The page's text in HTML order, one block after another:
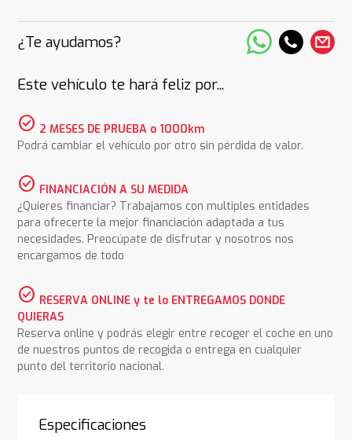
¿Te ayudamos?
Este vehículo te hará feliz por...
check_circle 2 MESES DE PRUEBA o 1000km
Podrá cambiar el vehículo por otro sin pérdida de valor.
check_circle FINANCIACIÓN A SU MEDIDA
¿Quieres financiar? Trabajamos con multiples entidades
para ofrecerte la mejor financiación adaptada a tus
necesidades. Preocúpate de disfrutar y nosotros nos
encargamos de todo
check_circle RESERVA ONLINE y te lo ENTREGAMOS DONDE
QUIERAS
Reserva online y podrás elegir entre recoger el coche en uno
de nuestros puntos de recogida o entrega en cualquier
punto del territorio nacional.
Especificaciones